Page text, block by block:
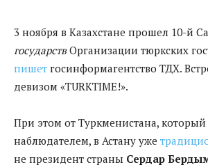
3 ноября в Казахстане прошел 10-й
государствОрганизации тюркских
пишет госинформагентство ТДХ.
девизом «TURKTIME!».
При этом от Туркменистана, который
наблюдателем, в Астану уже
не президент страны Сердар